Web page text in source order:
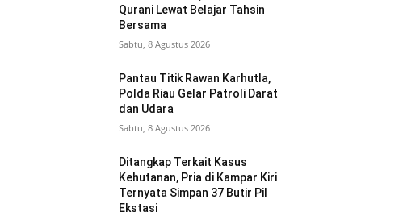
Qurani Lewat Belajar Tahsin
Bersama
Sabtu, 8 Agustus 2026
Pantau Titik Rawan Karhutla,
Polda Riau Gelar Patroli Darat
dan Udara
Sabtu, 8 Agustus 2026
Ditangkap Terkait Kasus
Kehutanan, Pria di Kampar Kiri
Ternyata Simpan 37 Butir Pil
Ekstasi